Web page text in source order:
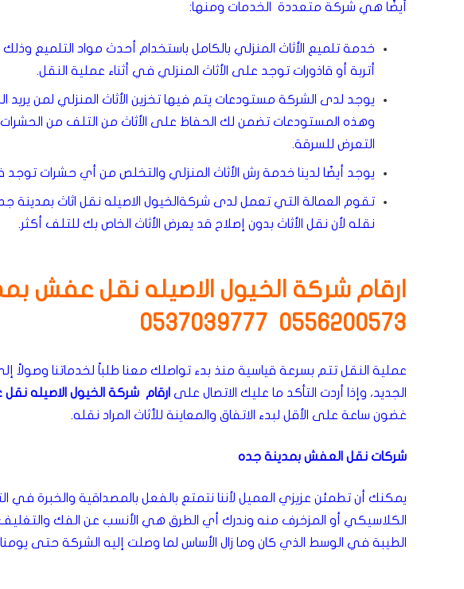
أيضًا هي شركة متعددة الخدمات ومنها:
خدمة تلميع الأثاث المنزلي بالكامل باستخدام أحدث مواد التلميع
أتربة أو قاذورات توجد على الأثاث المنزلي في أثناء عملية النقل.
يوجد لدى الشركة مستودعات يتم فيها تخزين الأثاث المنزلي لمن يريد
وهذه المستودعات تضمن لك الحفاظ على الأثاث من التلف من الحشرات
التعرض للسرقة.
يوجد أيضًا لدينا خدمة رش الأثاث المنزلي والتخلص من أي حشرات توجد
تقوم العمالة التي تعمل لدى شركةالخيول الاصيله نقل اثاث بمدينة جده
نقله لأن نقل الأثاث بدون إصلاح قد يعرض الأثاث الخاص بك للتلف أكثر.
ارقام شركة الخيول الاصيله نقل عفش
0556200573 0537039777
عملية النقل تتم بسرعة قياسية منذ بدء تواصلك معنا طلباً لخدماتنا وصولاً
الجديد، وإذا أردت التأكد ما عليك الاتصال على ارقام شركة الخيول الاصيله
غضون ساعة على الأقل لبدء الاتفاق والمعاينة للأثاث المراد نقله.
شركات نقل العفش بمدينة جده
يمكنك أن تطمئن عزيزي العميل لأننا نتمتع بالفعل بالمصداقية والخبرة في
الكلاسيكي أو المزخرف منه وندرك أي الطرق هي الأنسب عن الفك
الطيبة في الوسط الذي كان وما زال الأساس لما وصلت إليه الشركة حتى